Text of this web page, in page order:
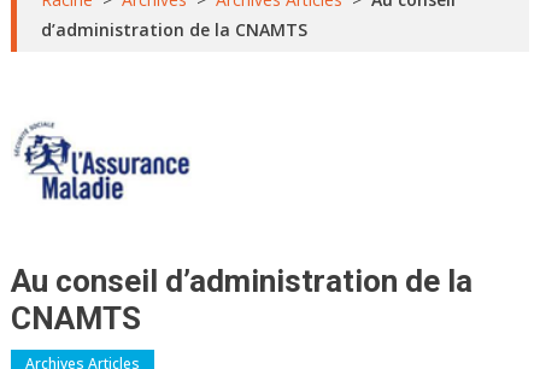
d’administration de la CNAMTS
Au conseil d’administration de la
CNAMTS
Archives Articles